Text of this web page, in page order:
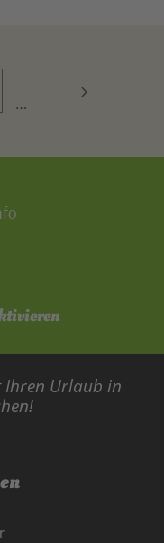
…
Urlaub in